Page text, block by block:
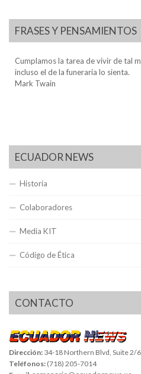
FRASES Y PENSAMIENTOS
Cumplamos la tarea de vivir de tal
incluso el de la funeraria lo sienta.
Mark Twain
ECUADOR NEWS
Historia
Colaboradores
Media KIT
Código de Ética
CONTACTO
Dirección: 34-18 Northern Blvd, Suite 2/
Teléfonos: (718) 205-7014